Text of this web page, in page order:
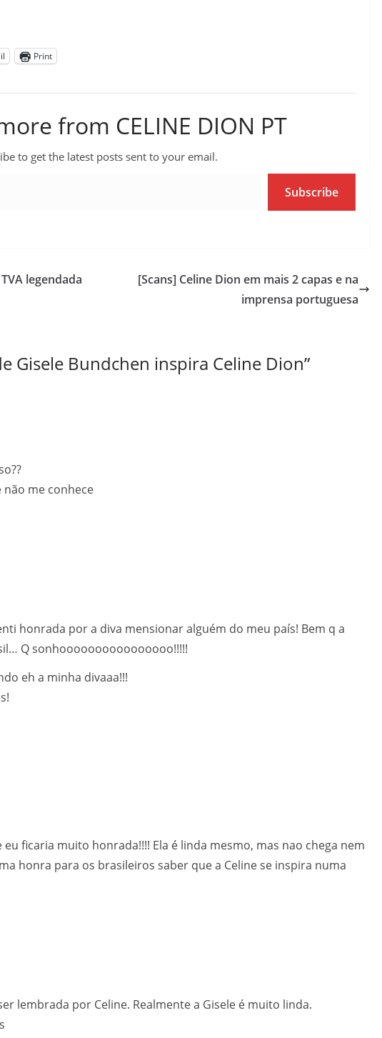
Print
from CELINE DION PT
to get the latest posts sent to your email.
Subscribe
legendada
[Scans] Celine Dion em mais 2 capas e na
imprensa portuguesa
Gisele Bundchen inspira Celine Dion”
me conhece
honrada por a diva mensionar alguém do meu país! Bem q a
Q sonhoooooooooooooooo!!!!!
eh a minha divaaa!!!
eu ficaria muito honrada!!!! Ela é linda mesmo, mas nao chega nem
honra para os brasileiros saber que a Celine se inspira numa
lembrada por Celine. Realmente a Gisele é muito linda.